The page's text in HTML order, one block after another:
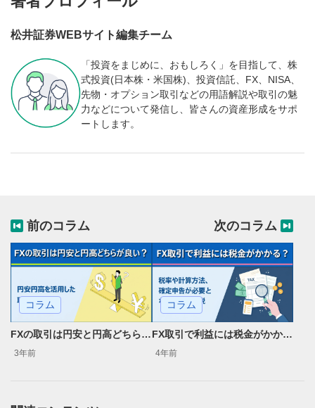
松井証券WEBサイト編集チーム
「投資をまじめに、おもしろく」を目指して、株
式投資(日本株・米国株)、投資信託、FX、NISA、
先物・オプション取引などの用語解説や取引の魅
力などについて発信し、皆さんの資産形成をサポ
ートします。
前のコラム
コラム
FXの取引は円安と円高どちらが良い？円安円高を活用した取引の注意点
3年前
次のコラム
コラム
FX取引で利益には税金がかかる？税率や計算方法、確定申告が必要となる条件を解説
4年前